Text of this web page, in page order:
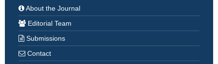
About the Journal
Editorial Team
Submissions
Contact